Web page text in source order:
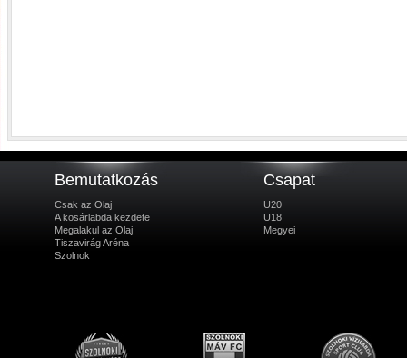
Bemutatkozás
Csak az Olaj
A kosárlabda kezdete
Megalakul az Olaj
Tiszavirág Aréna
Szolnok
Csapat
U20
U18
Megyei